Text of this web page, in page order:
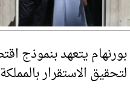
بورنهام يتعهد بنموذج
لتحقيق الاستقرار